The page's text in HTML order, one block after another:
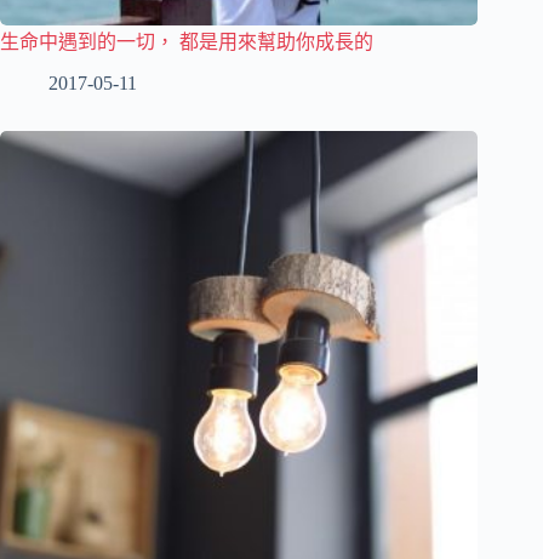
生命中遇到的一切， 都是用來幫助你成長的
2017-05-11